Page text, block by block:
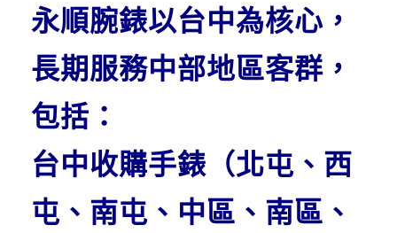
永順腕錶以台中為核心，
長期服務中部地區客群，
包括：
台中收購手錶（北屯、西
屯、南屯、中區、南區、